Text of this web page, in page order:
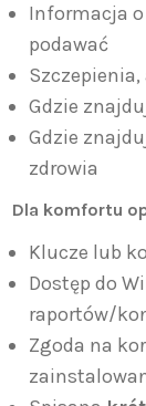
Informacja
podawać
Gdzie
Gdzie
zdrowia
Dla komfortu
Klucze lub
Dostęp do
raportów/
Zgoda na